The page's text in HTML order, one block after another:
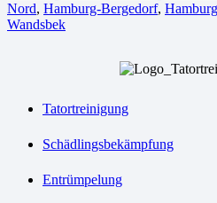
Nord, Hamburg-Bergedorf,
Wandsbek
Tatortreinigung
Schädlingsbekämpfung
Entrümpelung